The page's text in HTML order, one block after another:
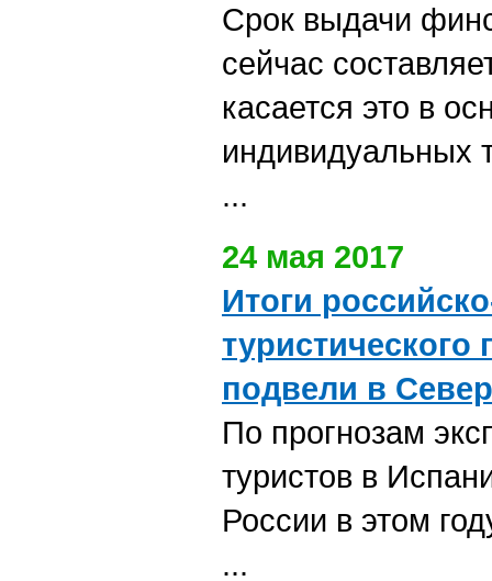
Cрок выдачи
сейчас
касается это в
индивидуальных
...
24 мая 2017
Итоги
туристического
подвели в
По прогнозам
туристов в
России в этом
...